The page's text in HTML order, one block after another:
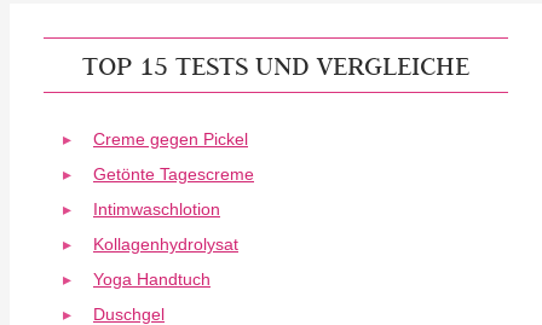
TOP 15 TESTS UND VERGLEICHE
Creme gegen Pickel
Getönte Tagescreme
Intimwaschlotion
Kollagenhydrolysat
Yoga Handtuch
Duschgel